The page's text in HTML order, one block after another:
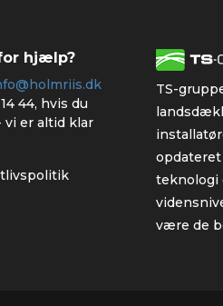
hjælp?
44, hvis du
vi er altid klar
TS-
teknologi
være de